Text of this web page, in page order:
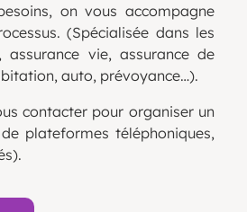
on vous accompagne
(Spécialisée dans les
assurance vie, assurance de
auto, prévoyance…).
contacter pour organiser un
de plateformes téléphoniques,
.